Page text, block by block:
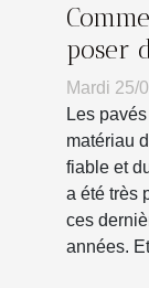
poser
pavés
votre
?
Mardi 25/
Les
matériau
fiable et
a été très
ces
années.